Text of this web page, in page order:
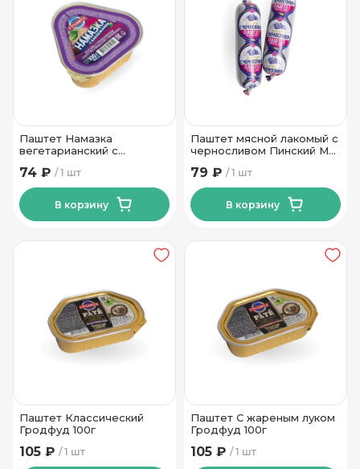
Паштет Намазка
вегетарианский с
баклажанами Гродфуд 100
гр
1 шт
74 ₽
В корзину
Паштет мясной лакомый с
черносливом Пинский МК
1 шт
79 ₽
В корзину
Паштет Классический
Гродфуд 100г
1 шт
105 ₽
Паштет С жареным луком
Гродфуд 100г
1 шт
105 ₽